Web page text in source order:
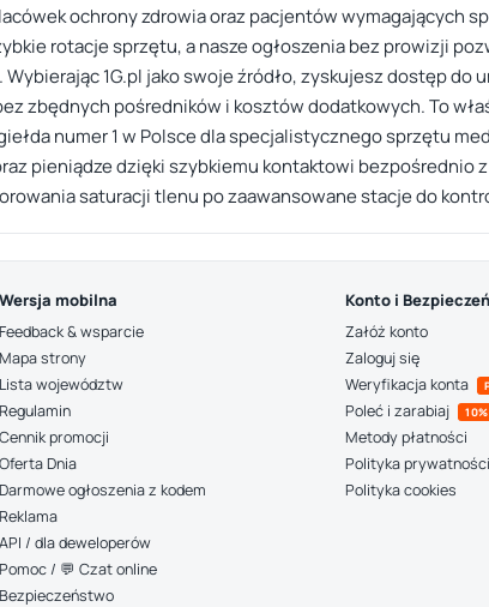
ochrony zdrowia oraz pacjentów wymagających
rotacje sprzętu, a nasze ogłoszenia bez prowizji
1G.pl jako swoje źródło, zyskujesz dostęp
zbędnych pośredników i kosztów dodatkowych. To
numer 1 w Polsce dla specjalistycznego sprzętu
pieniądze dzięki szybkiemu kontaktowi bezpośrednio
saturacji tlenu po zaawansowane stacje do
Wersja mobilna
Feedback & wsparcie
Mapa strony
Lista województw
Regulamin
Cennik promocji
Oferta Dnia
Darmowe ogłoszenia z kodem
Reklama
API / dla deweloperów
Pomoc / 💬 Czat online
Bezpieczeństwo
Konto i
Załóż konto
Zaloguj się
Weryfikacja konta
Poleć i zarabiaj 10%
Metody płatności
Polityka prywatności
Polityka cookies